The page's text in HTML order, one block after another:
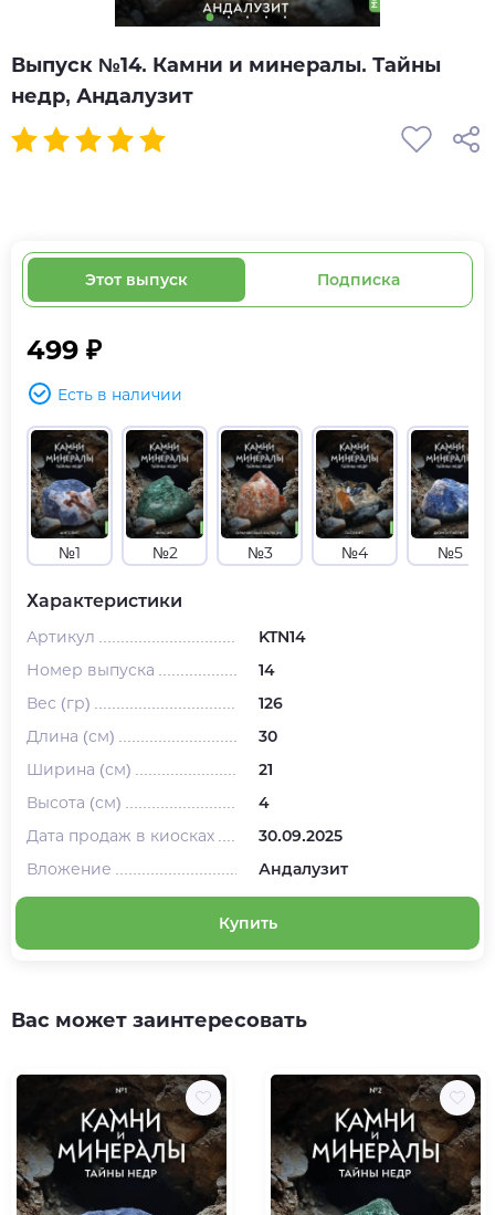
Выпуск №14. Камни и минералы. Тайны
недр, Андалузит
Этот выпуск Подписка
499 ₽
Есть в наличии
№1 №2 №3 №4 №5
Характеристики
Артикул
KTN14
Номер выпуска
14
Вес (гр)
126
Длина (см)
30
Ширина (см)
21
Высота (см)
4
Дата продаж в киосках
30.09.2025
Вложение
Андалузит
Купить
Вас может заинтересовать